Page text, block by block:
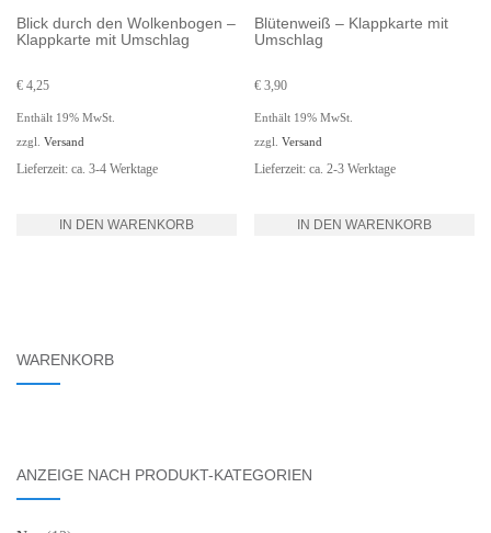
Blick durch den Wolkenbogen –
Klappkarte mit Umschlag
€ 4,25
Enthält 19% MwSt.
zzgl. Versand
Lieferzeit: ca. 3-4 Werktage
IN DEN WARENKORB
Blütenweiß – Klappkarte mit
Umschlag
€ 3,90
Enthält 19% MwSt.
zzgl.Versand
Lieferzeit: ca. 2-3 Werktage
IN DEN WARENKORB
WARENKORB
ANZEIGE NACH PRODUKT-KATEGORIEN